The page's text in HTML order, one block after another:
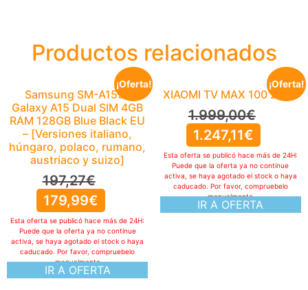
Productos relacionados
¡Oferta!
Samsung SM-A155F
Galaxy A15 Dual SIM 4GB
RAM 128GB Blue Black EU
– [Versiones italiano,
húngaro, polaco, rumano,
austriaco y suizo]
197,27€
179,99€
IR A OFERTA
Esta oferta se publicó hace más de 24H:
Puede que la oferta ya no continue
activa, se haya agotado el stock o haya
caducado. Por favor, compruebelo
manualmente
¡Oferta!
XIAOMI TV MAX 100 2025
1.999,00€
1.247,11€
IR A OFERTA
Esta oferta se publicó hace más de 24H:
Puede que la oferta ya no continue
activa, se haya agotado el stock o haya
caducado. Por favor, compruebelo
manualmente